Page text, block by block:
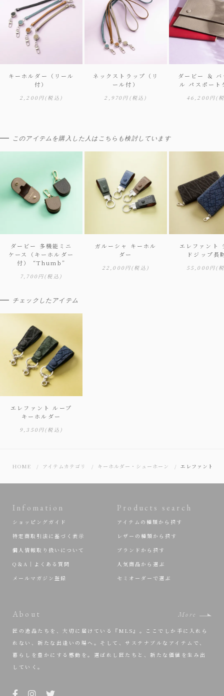
キーホルダー（リール
付）
2,200円(税込)
ネックストラップ（リ
ール付）
2,970円 (税込)
ダービー ＆
ル パスポート
46,200円(
このアイテムを購入した人はこちらも検討しています
ダービー 多機能ミニ
ケース（キーホルダー
付） “Thumb”
7,700円(税込)
ガルーシャ キーホル
ダー
22,000円(税込)
エレファント
ドジップ長
55,000円(
チェックしたアイテム
エレファント ループ
キーホルダー
9,350円(税込)
HOME アイテムカテゴリ キーホルダー・シューホーン エレファント ル
About More
匠の逸品たちを、大切に届けている『MLS』。ここでしか手に入れら
れない、新たな出逢いの場へ。そして、サステナブルなアイテムで、
暮らしを豊かにする感動を。選ばれし匠たちと、新たな価値を生み出
していく。
Infomation
ショッピングガイド
特定商取引法に基づく表示
個人情報取り扱いについて
Q＆A｜よくある質問
メールマガジン登録
Products search
アイテムの種類から探す
レザーの種類から探す
ブランドから探す
人気商品から選ぶ
セミオーダーで選ぶ